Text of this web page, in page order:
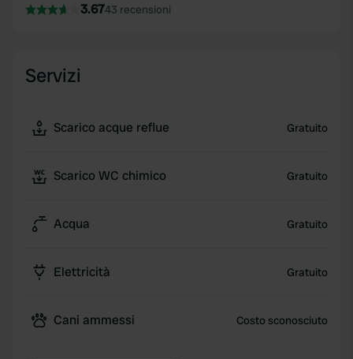
3.6743 recensioni
Servizi
Scarico acque reflue Gratuito
Scarico WC chimico Gratuito
Acqua Gratuito
Elettricità Gratuito
Cani ammessi Costo sconosciuto